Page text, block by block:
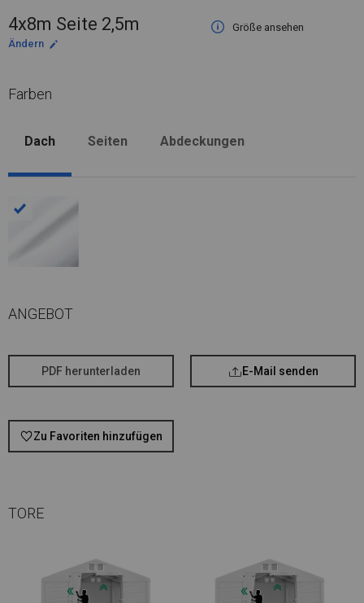
4x8m Seite 2,5m
Größe ansehen
Ändern
Farben
Dach Seiten Abdeckungen
ANGEBOT
PDF herunterladen E-Mail senden
Zu Favoriten hinzufügen
TORE